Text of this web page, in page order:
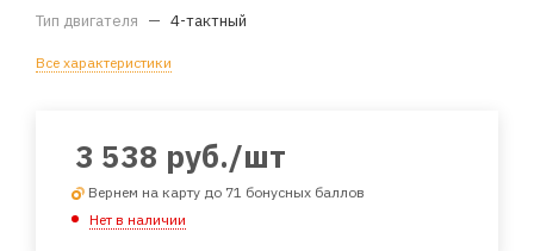
Тип двигателя — 4-тактный
Все характеристики
3 538 руб./шт
Вернем на карту до 71 бонусных баллов
Нет в наличии